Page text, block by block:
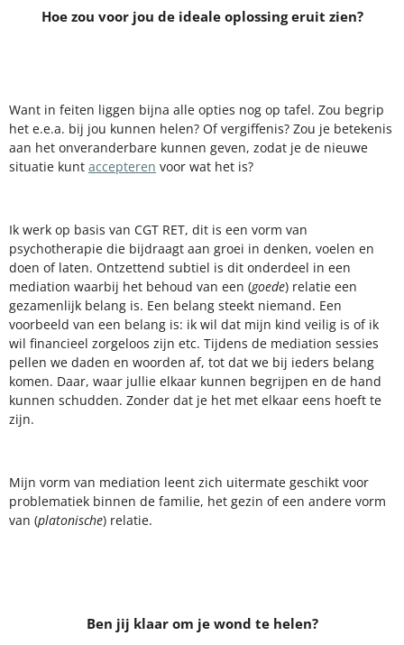
Hoe zou voor jou de ideale oplossing eruit zien?
Want in feiten liggen bijna alle opties nog op tafel. Zou begrip
het e.e.a. bij jou kunnen helen? Of vergiffenis? Zou je betekenis
aan het onveranderbare kunnen geven, zodat je de nieuwe
situatie kunt accepteren voor wat het is?
Ik werk op basis van CGT RET, dit is een vorm van
psychotherapie die bijdraagt aan groei in denken, voelen en
doen of laten. Ontzettend subtiel is dit onderdeel in een
mediation waarbij het behoud van een (goede) relatie een
gezamenlijk belang is. Een belang steekt niemand. Een
voorbeeld van een belang is: ik wil dat mijn kind veilig is of ik
wil financieel zorgeloos zijn etc. Tijdens de mediation sessies
pellen we daden en woorden af, tot dat we bij ieders belang
komen. Daar, waar jullie elkaar kunnen begrijpen en de hand
kunnen schudden. Zonder dat je het met elkaar eens hoeft te
zijn.
Mijn vorm van mediation leent zich uitermate geschikt voor
problematiek binnen de familie, het gezin of een andere vorm
van (platonische) relatie.
Ben jij klaar om je wond te helen?